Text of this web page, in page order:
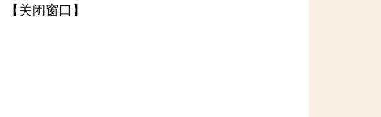
【关闭窗口】